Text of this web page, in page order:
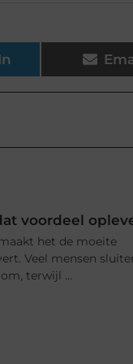
voordeel
het de moeite
Veel mensen
terwijl ...